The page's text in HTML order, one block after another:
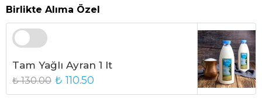
Birlikte Alıma Özel
Tam Yağlı Ayran 1 lt
₺ 130.00 ₺ 110.50